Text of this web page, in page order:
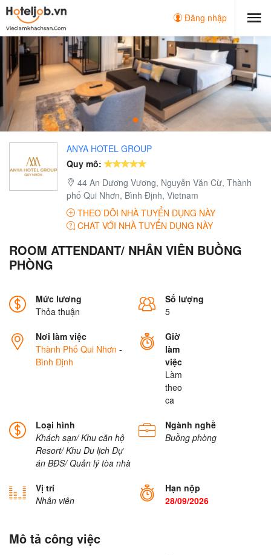
Đăng nhập
ANYA HOTEL GROUP
Quy mô:
44 An Dương Vương, Nguyễn Văn Cừ, Thành
phố Qui Nhơn, Bình Định, Vietnam
THEO DÕI NHÀ TUYỂN DỤNG NÀY
CHAT VỚI NHÀ TUYỂN DỤNG NÀY
ROOM ATTENDANT/ NHÂN VIÊN BUỒNG
PHÒNG
Mức lương
Thỏa thuận
Số lượng
5
Nơi làm việc
Thành Phố Qui Nhơn -
Bình Định
Giờ
làm
việc
Làm
theo
ca
Loại hình
Khách sạn/ Khu căn hộ
Resort/ Khu Du lịch Dự
án BĐS/ Quản lý tòa nhà
Ngành nghề
Buồng phòng
Vị trí
Nhân viên
Hạn nộp
28/09/2026
Mô tả công việc